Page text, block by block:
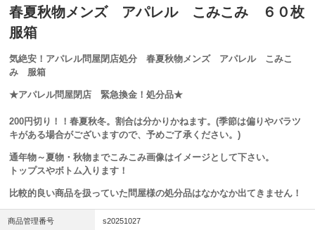
春夏秋物メンズ アパレル こみこみ ６０枚
服箱
気絶安！アパレル問屋閉店処分 春夏秋物メンズ アパレル こみこ
み 服箱
★アパレル問屋閉店 緊急換金！処分品★
200円切り！！春夏秋冬。割合は分かりかねます。(季節は偏りやバラツ
キがある場合がございますので、予めご了承ください。)
通年物～夏物・秋物までこみこみ画像はイメージとして下さい。
トップスやボトム入ります！
比較的良い商品を扱っていた問屋様の処分品はなかなか出てきません！
商品管理番号 s20251027